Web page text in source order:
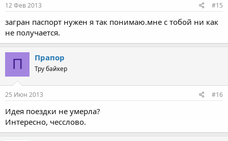
12 Фев 2013 #15
загран паспорт нужен я так понимаю.мне с тобой ни как
не получается.
П Прапор
Тру байкер
25 Июн 2013 #16
Идея поездки не умерла?
Интересно, чесслово.